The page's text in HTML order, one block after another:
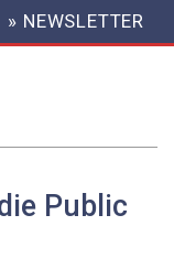
» NEWSLETTER
Public